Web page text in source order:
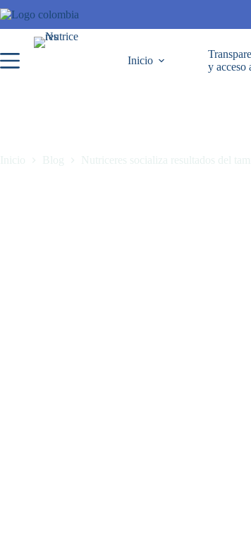
Inicio
y acceso
Inicio Blog
Nutriceres socializa resultados del